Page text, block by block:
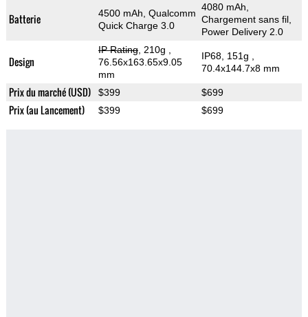
Batterie
4500 mAh, Qualcomm
Quick Charge 3.0
4080 mAh,
Chargement sans fil,
Power Delivery 2.0
Design
IP Rating, 210g
76.56x163.65x9.05
mm
IP68, 151g
70.4x144.7x8 mm
Prix du marché (USD) $399 $699
Prix (au Lancement) $399 $699